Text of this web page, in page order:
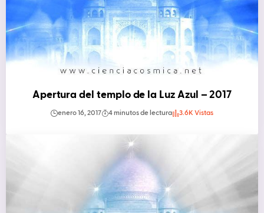
Apertura del templo de la Luz Azul – 2017
enero 16, 2017 4 minutos de lectura 3.6K Vistas